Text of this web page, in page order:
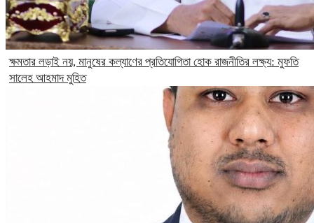
ক্ষমতার লড়াই নয়, মানুষের কল্যাণের প্রতিযোগিতা হোক রাজনীতির লক্ষ্য: মুফতি
সালেহ আহমাদ মুহিত